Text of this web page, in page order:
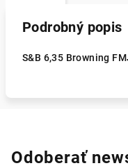
Podrobný popis
S&B 6,35 Browning
Odoberať